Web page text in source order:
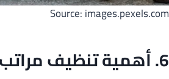
Source: images.pexels.com
6. أهمية تنظيف مراتب السيارة